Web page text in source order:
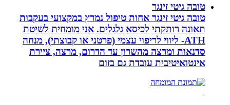
טובה גיטי זינגר
טובה גיטי זינגר אחות טיפול נמרץ במקצועי בעקבות
תאונה רותקתי לכיסא גלגלים. אני מומחית לשיטת
ATH- ליווי לריפוי עצמי (פרטני או קבוצתי), מנחה
סדנאות ומרצה מהשרון עד הדרום, מרצה, ציירת
אינטואיטיבית עובדת גם בזום